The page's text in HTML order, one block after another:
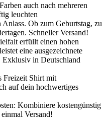
auch nach mehreren
leuchten
Ob zum Geburtstag, zu
Schneller Versand!
erfüllt einen hohen
eine ausgezeichnete
in Deutschland
Freizeit Shirt mit
auf dein hochwertiges
Kombiniere kostengünstig
Versand!